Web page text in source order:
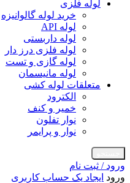
لوله فلزی
خرید لوله گالوانیزه
لوله API
لوله داربستی
لوله فلزی درز دار
لوله گازی و تست
لوله مانیسمان
متعلقات لوله کشی
الکترود
خمیر و کنف
نوار تفلون
نوار و پرایمر
ورود / ثبت نام
ورود ایجاد یک حساب کاربری